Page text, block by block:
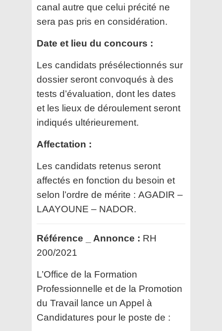
canal autre que celui précité ne
sera pas pris en considération.
Date et lieu du concours :
Les candidats présélectionnés sur
dossier seront convoqués à des
tests d’évaluation, dont les dates
et les lieux de déroulement seront
indiqués ultérieurement.
Affectation :
Les candidats retenus seront
affectés en fonction du besoin et
selon l’ordre de mérite : AGADIR –
LAAYOUNE – NADOR.
Référence _ Annonce : RH
200/2021
L’Office de la Formation
Professionnelle et de la Promotion
du Travail
lance un Appel à
Candidatures pour le poste de :